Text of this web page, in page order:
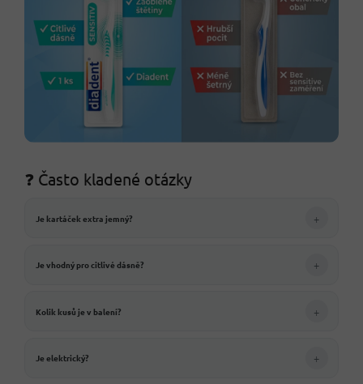
❓ Často kladené otázky
Je kartáček extra jemný? +
Je vhodný pro citlivé dásně? +
Kolik kusů je v balení? +
Je elektrický? +